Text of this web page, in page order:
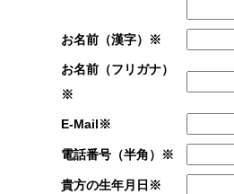
お名前（漢字）※
お名前（フリガナ）
※
E-Mail※
電話番号（半角）※
貴方の生年月日※